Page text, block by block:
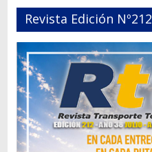
Revista Edición Nº212